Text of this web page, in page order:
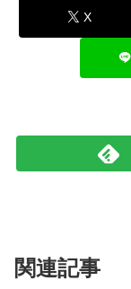
X
関連記事